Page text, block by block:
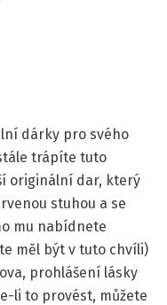
dárky pro svého
trápíte tuto
originální dar, který
stuhou a se
mu nabídnete
měl být v tuto chvíli)
prohlášení lásky
li to provést, můžete